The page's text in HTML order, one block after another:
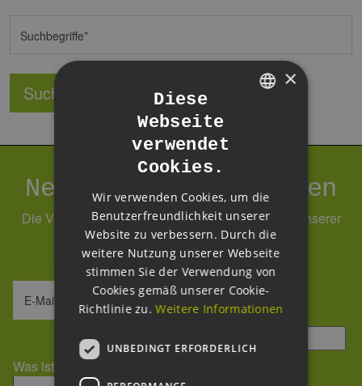
Suchbegriffe
Suchen
Newsletter abonnieren
Die Verarbeitung Ihrer Daten erfolgt im Rahmen unserer
Daten­schutz­erklärung.
E-Mail-Adresse
Sicherheitsfrage
Was ist die Summe aus 2 und 3?
×
Diese
Webseite
verwendet
Cookies.
Wir verwenden Cookies, um die
Benutzerfreundlichkeit unserer
Website zu verbessern. Durch die
weitere Nutzung unserer Webseite
stimmen Sie der Verwendung von
Cookies gemäß unserer Cookie-
Richtlinie zu. Weitere Informationen
UNBEDINGT ERFORDERLICH